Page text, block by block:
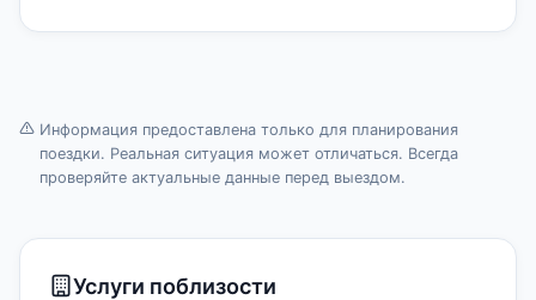
Информация предоставлена только для планирования
поездки. Реальная ситуация может отличаться. Всегда
проверяйте актуальные данные перед выездом.
Услуги поблизости